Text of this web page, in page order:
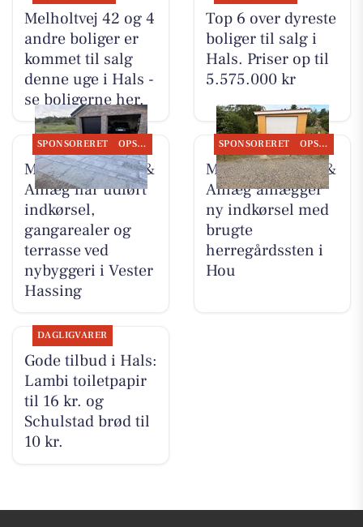
Melholtvej 42 og 4
andre boliger er
kommet til salg
denne uge i Hals -
se boligerne her.
Top 6 over dyreste
boliger til salg i
Hals. Priser op til
5.575.000 kr
SPONSORERET OPSLAGSTAVLEN
MB Entreprenør &
Anlæg har udført
indkørsel,
gangarealer og
terrasse ved
nybyggeri i Vester
Hassing
SPONSORERET OPSLAGSTAVLEN
MB Entreprenør &
Anlæg anlægger
ny indkørsel med
brugte
herregårdssten i
Hou
DAGLIGVARER
Gode tilbud i Hals:
Lambi toiletpapir
til 16 kr. og
Schulstad brød til
10 kr.